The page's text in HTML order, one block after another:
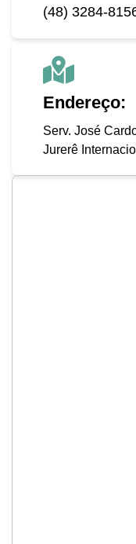
(48) 3284-
Endereço:
Serv. José
Jurerê